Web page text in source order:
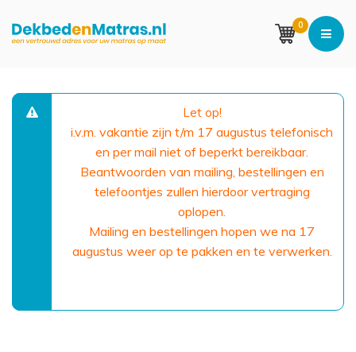
0
Let op!
i.v.m. vakantie zijn t/m 17 augustus telefonisch
en per mail niet of beperkt bereikbaar.
Beantwoorden van mailing, bestellingen en
telefoontjes zullen hierdoor vertraging
oplopen.
Mailing en bestellingen hopen we na 17
augustus weer op te pakken en te verwerken.